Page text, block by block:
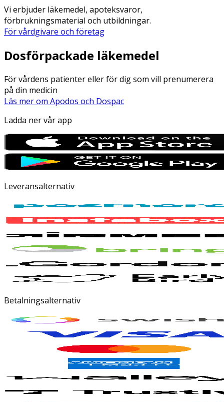
Vi erbjuder läkemedel, apoteksvaror,
förbrukningsmaterial och utbildningar.
För vårdgivare och företag
Dosförpackade läkemedel
För vårdens patienter eller för dig som vill prenumerera
på din medicin
Läs mer om Apodos och Dospac
Ladda ner vår app
Leveransalternativ
Betalningsalternativ